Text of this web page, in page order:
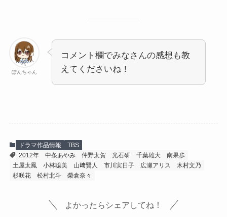
ぽんちゃん
コメント欄でみなさんの感想も教
えてくださいね！
ドラマ作品情報
TBS
2012年
中条あやみ 仲野太賀 光石研 千葉雄大
南果歩
土屋太鳳
小林聡美 山﨑賢人 市川実日子 広瀬アリス
木村文乃
杉咲花
松村北斗 榮倉奈々
よかったらシェアしてね！